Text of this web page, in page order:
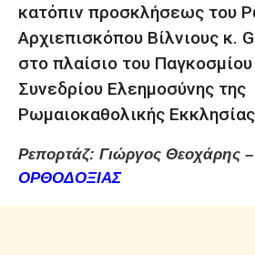
κατόπιν προσκλήσεως του
Αρχιεπισκόπου Βίλνιους κ.
στο πλαίσιο του
Συνεδρίου Ελεημοσύνης της
Ρωμαιοκαθολικής
Ρεπορτάζ: Γιώργος Θεοχάρης –
ΟΡΘΟΔΟΞΙΑΣ